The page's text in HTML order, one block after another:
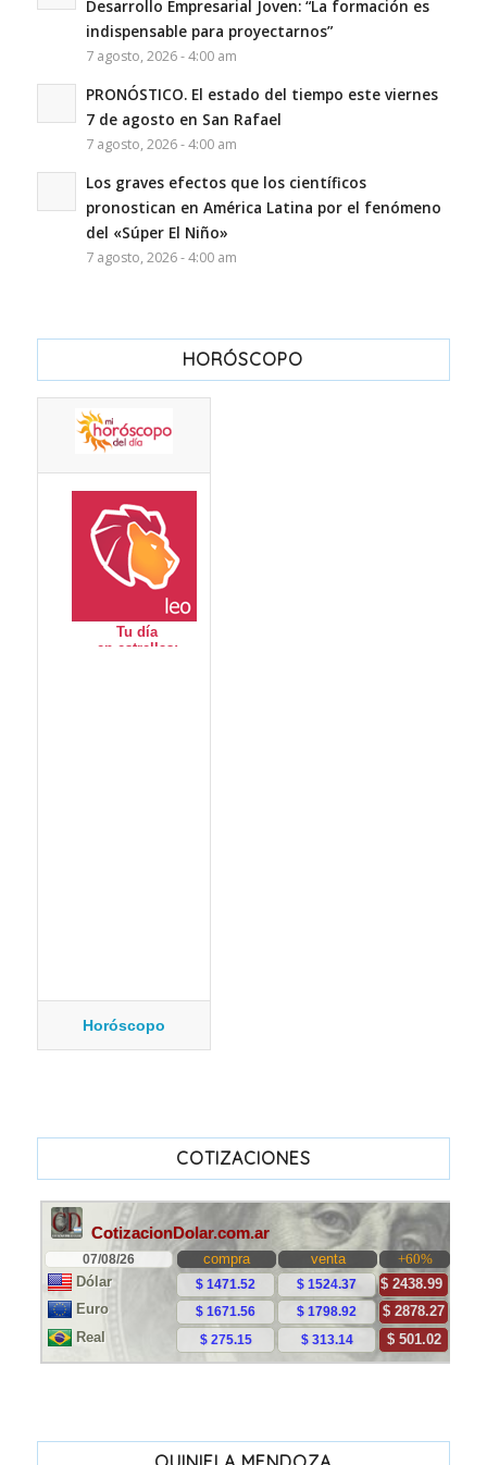
Desarrollo Empresarial Joven: “La formación es
indispensable para proyectarnos”
7 agosto, 2026 - 4:00 am
PRONÓSTICO. El estado del tiempo este viernes
7 de agosto en San Rafael
7 agosto, 2026 - 4:00 am
Los graves efectos que los científicos
pronostican en América Latina por el fenómeno
del «Súper El Niño»
7 agosto, 2026 - 4:00 am
HORÓSCOPO
Horóscopo
COTIZACIONES